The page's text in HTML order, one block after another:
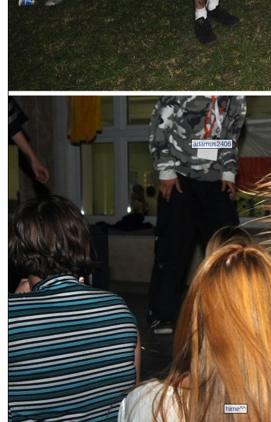
adamus2406
hime^^